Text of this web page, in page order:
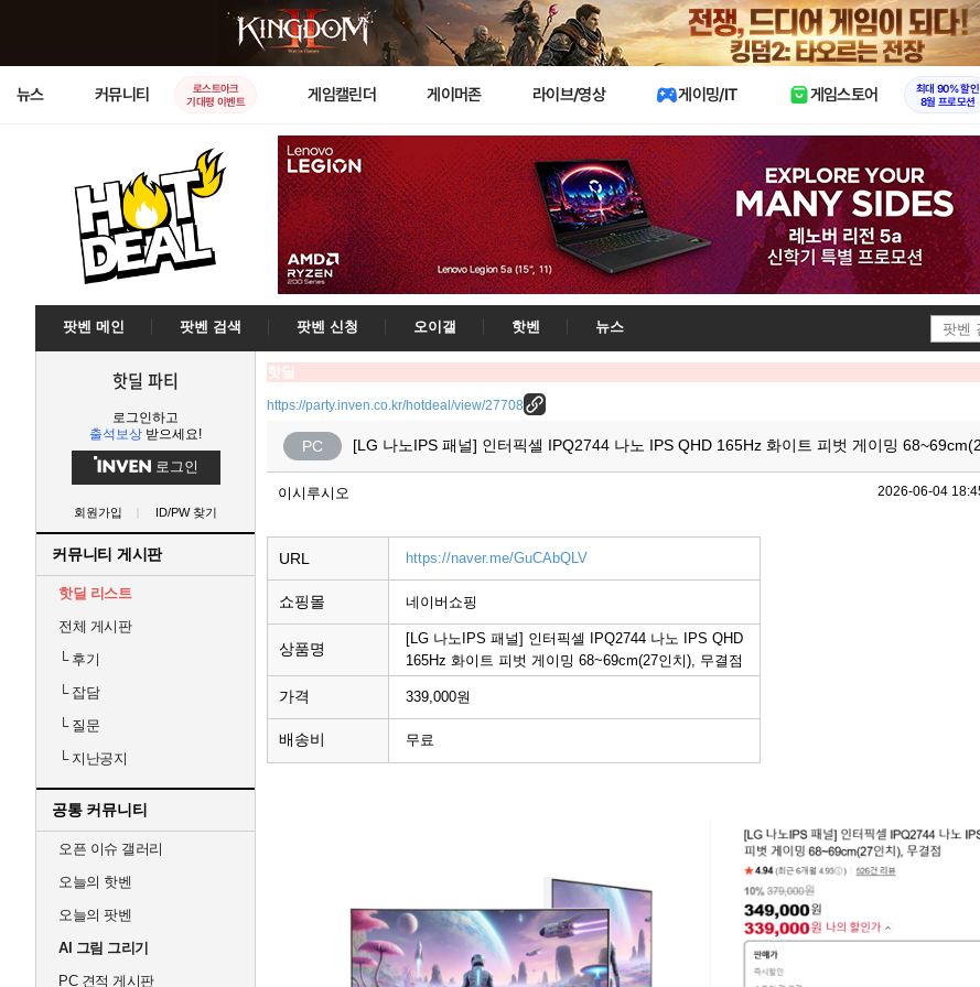
X
뉴스 커뮤니티
로스트아크
기대평 이벤트
게임캘린더 게이머존 라이브/영상 게이밍/IT 게임스토어
최대 90% 할인
8월 프로모션
팟벤 메인 팟벤 검색 팟벤 신청 오이갤 핫벤
뉴스
핫딜 파티
로그인하고
출석보상 받으세요!
로그인
회원가입 ID/PW 찾기
커뮤니티 게시판
핫딜 리스트
전체 게시판
└후기
└잡담
└질문
└지난공지
공통 커뮤니티
오픈 이슈 갤러리
오늘의 핫벤
오늘의 팟벤
AI 그림 그리기
PC 견적 게시판
핫딜
https://party.inven.co.kr/hotdeal/view/27708
PC [LG 나노IPS 패널] 인터픽셀 IPQ2744 나노 IPS QHD 165Hz 화이트 피벗 게이밍
이시루시오 2026-06-04
URL https://naver.me/GuCAbQLV
쇼핑몰 네이버쇼핑
상품명
[LG 나노IPS 패널] 인터픽셀 IPQ2744 나노 IPS QHD
165Hz 화이트 피벗 게이밍 68~69cm(27인치), 무결점
가격 339,000원
배송비 무료